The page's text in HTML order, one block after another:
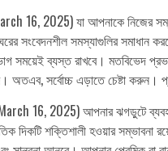
16, 2025) যা আপনাকে নিজের
সমস্যাগুলির সমাধান
সময়েই ব্যস্ত রাখবে। মতবিভেদ
সর্বোচ্চ এড়াতে চেষ্টা করুন।
16, 2025) আপনার ঝগড়ুটে
দিকটি শক্তিশালী হওয়ার